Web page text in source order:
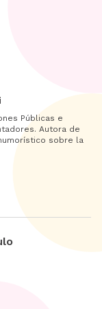
Públicas e
Autora de
sobre la